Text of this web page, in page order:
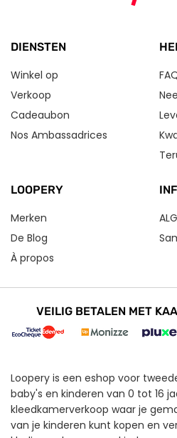
DIENSTEN
Winkel op
Verkoop
Cadeaubon
Nos Ambassadrices
LOOPERY
Merken
De Blog
À propos
VEILIG BETALEN MET
Loopery is een eshop voor
baby's en kinderen van 0 tot 16
kleedkamerverkoop waar je
van je kinderen kunt kopen en